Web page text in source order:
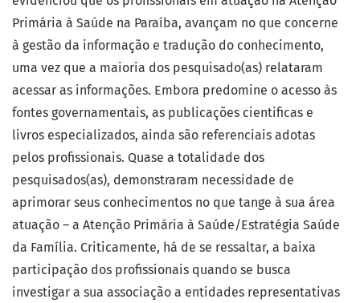
Primária à Saúde na Paraíba, avançam no que concerne
à gestão da informação e tradução do conhecimento,
uma vez que a maioria dos pesquisado(as) relataram
acessar as informações. Embora predomine o acesso às
fontes governamentais, as publicações cientificas e
livros especializados, ainda são referenciais adotas
pelos profissionais. Quase a totalidade dos
pesquisados(as), demonstraram necessidade de
aprimorar seus conhecimentos no que tange à sua área
atuação – a Atenção Primária à Saúde/Estratégia Saúde
da Família. Criticamente, há de se ressaltar, a baixa
participação dos profissionais quando se busca
investigar a sua associação a entidades representativas